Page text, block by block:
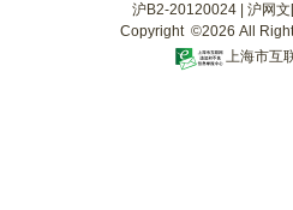
沪B2-20120024
沪网
Copyright ©2026 All
上海市互